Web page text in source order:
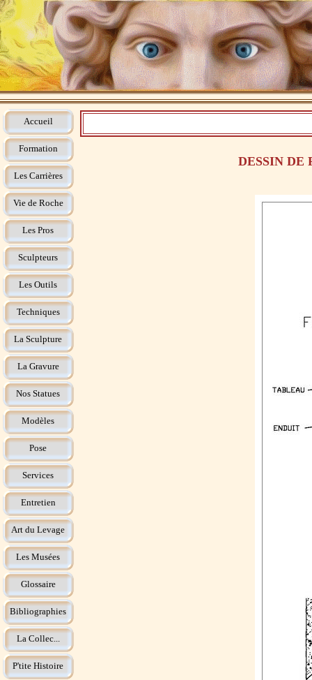
Accueil
Formation
Les Carrières
Vie de Roche
Les Pros
Sculpteurs
Les Outils
Techniques
La Sculpture
La Gravure
Nos Statues
Modèles
Pose
Services
Entretien
Art du Levage
Les Musées
Glossaire
Bibliographies
La Collec...
P'tite Histoire
DESSIN DE